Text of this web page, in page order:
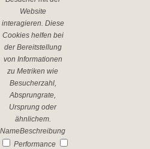
Website
interagieren. Diese
Cookies helfen bei
der Bereitstellung
von Informationen
zu Metriken wie
Besucherzahl,
Absprungrate,
Ursprung oder
ähnlichem.
NameBeschreibung
Performance